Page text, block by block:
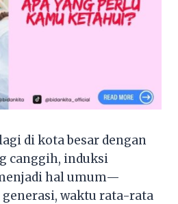
di kota besar dengan
canggih, induksi
hal umum—
waktu rata-rata